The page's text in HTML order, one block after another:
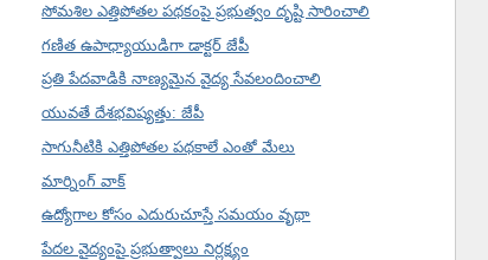
సోమశిల ఎత్తిపోతల పథకంపై ప్రభుత్వం దృష్టి సారించాలి
గణిత ఉపాధ్యాయుడిగా డాక్టర్ జేపీ
ప్రతి పేదవాడికి నాణ్యమైన వైద్య సేవలందించాలి
యువతే దేశభవిష్యత్తు: జేపీ
సాగునీటికి ఎత్తిపోతల పథకాలే ఎంతో మేలు
మార్నింగ్ వాక్
ఉద్యోగాల కోసం ఎదురుచూస్తే సమయం వృథా
పేదల వైద్యంపై ప్రభుత్వాలు నిర్లక్ష్యం